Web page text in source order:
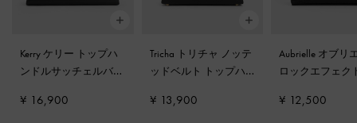
Kerry ケリー トップハ
ンドルサッチェルバッ
¥ 16,900
Tricha トリチャ ノッテ
ッドベルト トップハ
ク
¥ 13,900
Aubrielle オブリ
ロックエフェク
ラック
¥ 12,500